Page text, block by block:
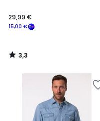
15,00 €
29,99 €
3,3
/